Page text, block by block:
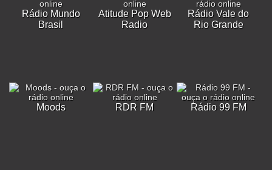
Rádio Mundo
Brasil
Atitude Pop Web
Radio
Rádio Vale do
Rio Grande
Moods RDR FM Rádio 99 FM